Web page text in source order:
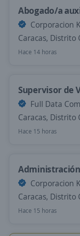
Abogado/a
Corporacion
Caracas, Distrito
Hace 14 horas
Supervisor de
Full Data
Caracas, Distrito
Hace 15 horas
Corporacion
Caracas, Distrito
Hace 15 horas